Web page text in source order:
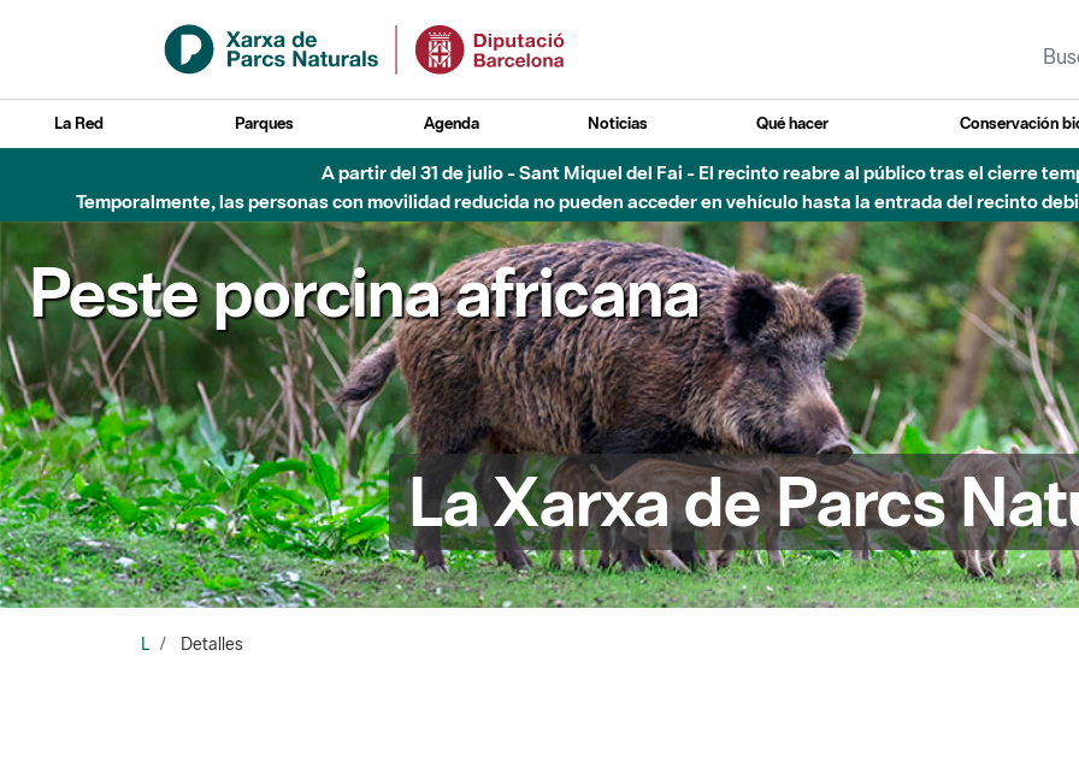
Saltar al contenido principal
La Red Parques Agenda Noticias Qué hacer Conservación
A partir del 31 de julio - Sant Miquel del Fai - El recinto reabre al público tras el cierre
Temporalmente, las personas con movilidad reducida no pueden acceder en vehículo hasta la entrada del recinto
Peste porcina africana
La Xarxa de Parcs
L Detalles